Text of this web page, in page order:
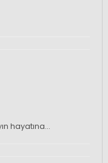
hayatına…